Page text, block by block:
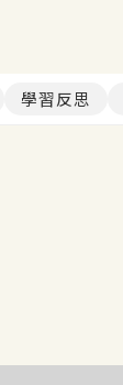
學習反思